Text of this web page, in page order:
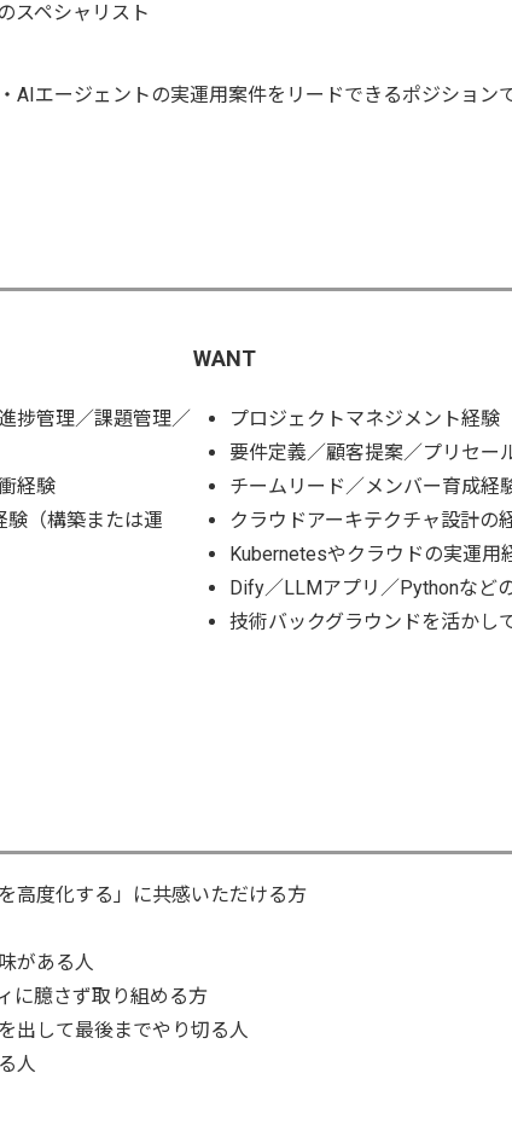
スペシャリスト
AIエージェントの実運用案件をリードできるポジション
捗管理／課題管理／
経験
験（構築または運
WANT
プロジェクトマネジメント経験
要件定義／顧客提案／プリセー
チームリード／メンバー育成経
クラウドアーキテクチャ設計の
Kubernetesやクラウドの実運用
Dify／LLMアプリ／Pythonなど
技術バックグラウンドを活かし
高度化する」に共感いただける方
がある人
に臆さず取り組める方
出して最後までやり切る人
人